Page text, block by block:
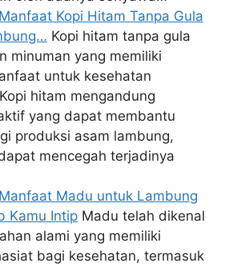
Kopi Hitam Tanpa Gula
Kopi hitam tanpa gula
minuman yang memiliki
untuk kesehatan
hitam mengandung
yang dapat membantu
produksi asam lambung,
mencegah terjadinya
Madu untuk Lambung
Kamu Intip Madu telah dikenal
alami yang memiliki
bagi kesehatan, termasuk